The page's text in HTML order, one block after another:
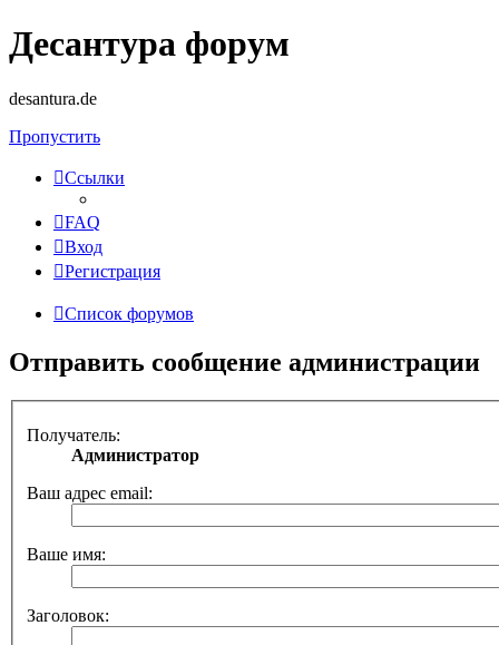
Десантура форум
desantura.de
Пропустить
Ссылки
FAQ
Вход
Регистрация
Список форумов
Отправить сообщение администрации
Получатель:
Администратор
Ваш адрес email:
Ваше имя:
Заголовок: